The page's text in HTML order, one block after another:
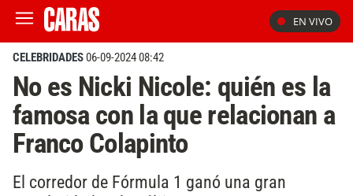
EN VIVO
CELEBRIDADES06-09-2024 08:42
No es Nicki Nicole: quién es la
famosa con la que relacionan a
Franco Colapinto
El corredor de Fórmula 1 ganó una gran